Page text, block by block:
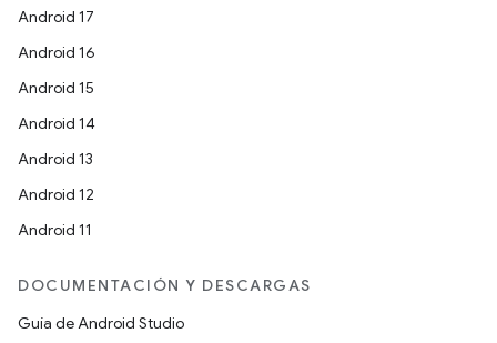
Android 17
Android 16
Android 15
Android 14
Android 13
Android 12
Android 11
DOCUMENTACIÓN Y DESCARGAS
Guía de Android Studio